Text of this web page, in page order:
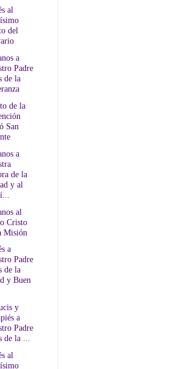
al
del
a
Padre
de la
de la
San
a
de la
y al
al
Cristo
Misión
a
Padre
de la
y Buen
y
a
Padre
de la ...
al